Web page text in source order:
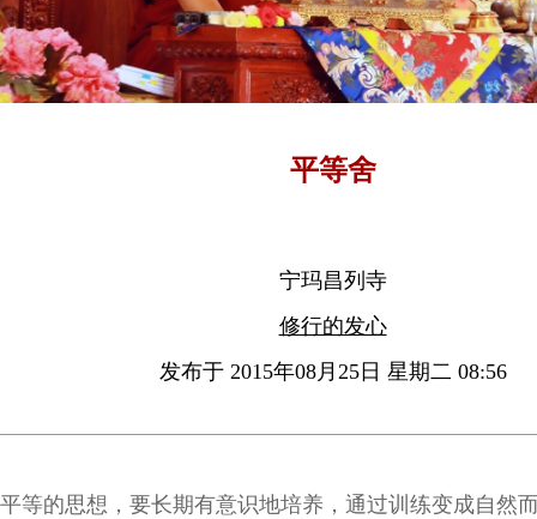
平等舍
宁玛昌列寺
修行的发心
发布于 2015年08月25日 星期二 08:56
平等的思想，要长期有意识地培养，通过训练变成自然